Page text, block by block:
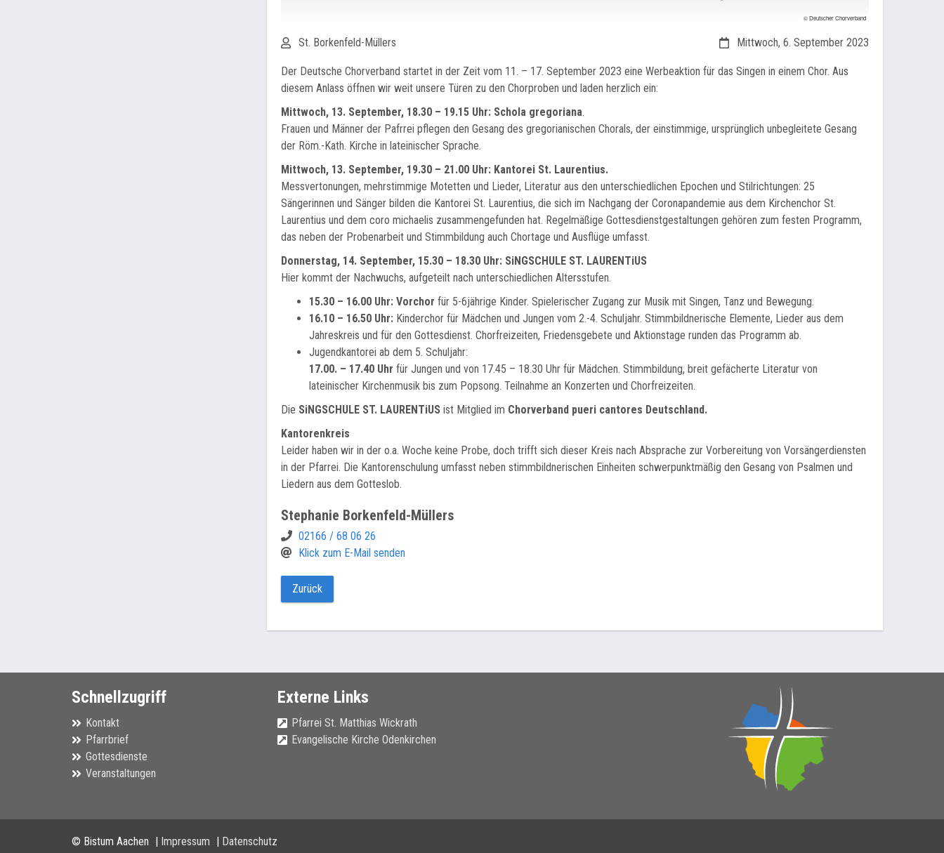
© Deutscher Chorverband
Datum:Mittwoch, 6. September 2023
Von:St. Borkenfeld-Müllers
Der Deutsche Chorverband startet in der Zeit vom 11. – 17. September 2023 eine Werbeaktion für das Singen in einem Chor. Aus
diesem Anlass öffnen wir weit unsere Türen zu den Chorproben und laden herzlich ein:
Mittwoch, 13. September, 18.30 – 19.15 Uhr: Schola gregoriana.
Frauen und Männer der Pafrrei pflegen den Gesang des gregorianischen Chorals, der einstimmige, ursprünglich unbegleitete Gesang
der Röm.-Kath. Kirche in lateinischer Sprache.
Mittwoch, 13. September, 19.30 – 21.00 Uhr: Kantorei St. Laurentius.
Messvertonungen, mehrstimmige Motetten und Lieder, Literatur aus den unterschiedlichen Epochen und Stilrichtungen: 25
Sängerinnen und Sänger bilden die Kantorei St. Laurentius, die sich im Nachgang der Coronapandemie aus dem Kirchenchor St.
Laurentius und dem coro michaelis zusammengefunden hat. Regelmäßige Gottesdienstgestaltungen gehören zum festen Programm,
das neben der Probenarbeit und Stimmbildung auch Chortage und Ausflüge umfasst.
Donnerstag, 14. September, 15.30 – 18.30 Uhr: SiNGSCHULE ST. LAURENTiUS
Hier kommt der Nachwuchs, aufgeteilt nach unterschiedlichen Altersstufen.
15.30 – 16.00 Uhr: Vorchor für 5-6jährige Kinder. Spielerischer Zugang zur Musik mit Singen, Tanz und Bewegung.
16.10 – 16.50 Uhr:Kinderchor für Mädchen und Jungen vom 2.-4. Schuljahr. Stimmbildnerische Elemente, Lieder aus dem
Jahreskreis und für den Gottesdienst. Chorfreizeiten, Friedensgebete und Aktionstage runden das Programm ab.
Jugendkantorei ab dem 5. Schuljahr:
17.00. – 17.40 Uhr für Jungen und von 17.45 – 18.30 Uhr für Mädchen. Stimmbildung, breit gefächerte Literatur von
lateinischer Kirchenmusik bis zum Popsong. Teilnahme an Konzerten und Chorfreizeiten.
Die SiNGSCHULE ST. LAURENTiUSist Mitglied im Chorverband pueri cantores Deutschland.
Kantorenkreis
Leider haben wir in der o.a. Woche keine Probe, doch trifft sich dieser Kreis nach Absprache zur Vorbereitung von Vorsängerdiensten
in der Pfarrei. Die Kantorenschulung umfasst neben stimmbildnerischen Einheiten schwerpunktmäßig den Gesang von Psalmen und
Liedern aus dem Gotteslob.
Stephanie Borkenfeld-Müllers
02166 / 68 06 26
Klick zum E-Mail senden
Zurück
Schnellzugriff
Kontakt
Pfarrbrief
Gottesdienste
Veranstaltungen
Externe Links
Pfarrei St. Matthias Wickrath
Evangelische Kirche Odenkirchen
© Bistum Aachen Impressum Datenschutz